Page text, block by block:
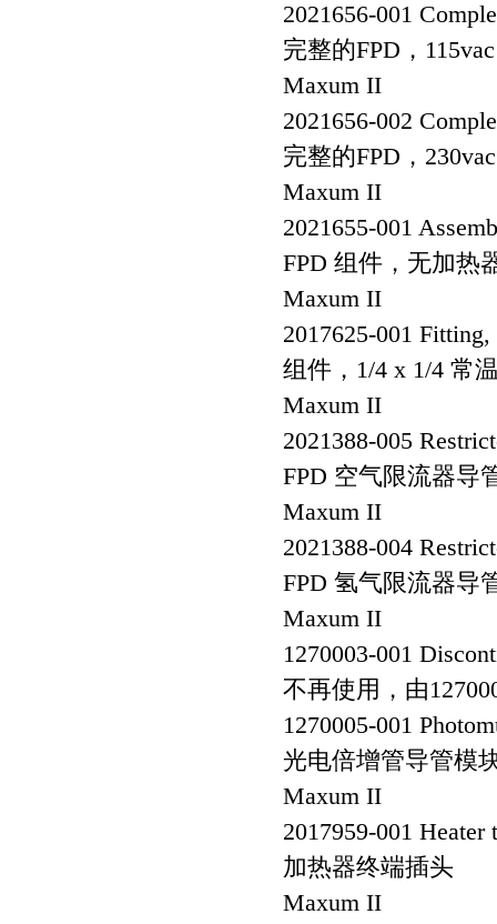
2021656-001
完整的FPD，115vac
Maxum II
2021656-002
完整的FPD，230vac
Maxum II
2021655-001
FPD 组件，无加热
Maxum II
2017625-001
组件，1/4 x 1/4 常
Maxum II
2021388-005
FPD 空气限流器导
Maxum II
2021388-004
FPD 氢气限流器导
Maxum II
1270003-001
不再使用，由
1270005-001
光电倍增管导管模
Maxum II
2017959-001 Heater
加热器终端插头
Maxum II